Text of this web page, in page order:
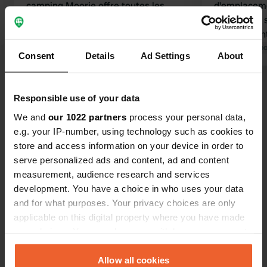
Consent Details Ad Settings About
Responsible use of your data
We and our 1022 partners process your personal data,
e.g. your IP-number, using technology such as cookies to
store and access information on your device in order to
serve personalized ads and content, ad and content
measurement, audience research and services
development. You have a choice in who uses your data
and for what purposes. Your privacy choices are only
applicable on this digital property where you have made
any time from the Cookie Declaration or by clicking on
the Privacy trigger icon.Allow all cookies
camping Moorie offre toutes les
vous pouvez traverser le pont, mais
laquelle vous pouvez ensuite circuler
à vélo ou en voiture. Depuis le
camping, une magnifique plage est
accessible à pied en environ 300
mètres.
minuit. Les
sommes
avons
Traduit par
Es-tu déjà venu ici ?
Contact
Emplacement
Le Grand Corseau